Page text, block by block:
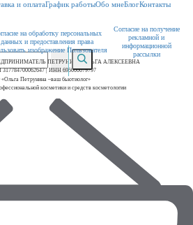
и оплатаГрафик работыОбо мнеБлогКонтакты
на обработку персональных
данных и предоставления права
изображение Пользователя
Согласие на получение
рекламной и
информационной
рассылки
ПЕТРУНИНА ОЛЬГА АЛЕКСЕЕВНА
| ИНН 695000079797
Петрунина –ваш бьютиолог»
косметики и средств косметологии